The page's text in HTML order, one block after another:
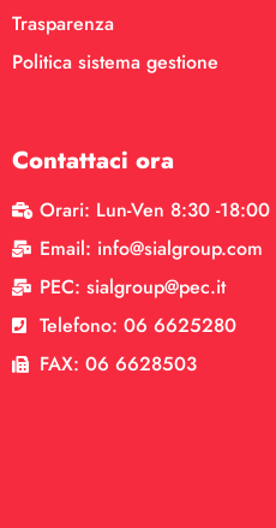
Trasparenza
Politica sistema gestione
Contattaci ora
Orari: Lun-Ven 8:30 -18:00
Email: info@sialgroup.com
PEC: sialgroup@pec.it
Telefono: 06 6625280
FAX: 06 6628503